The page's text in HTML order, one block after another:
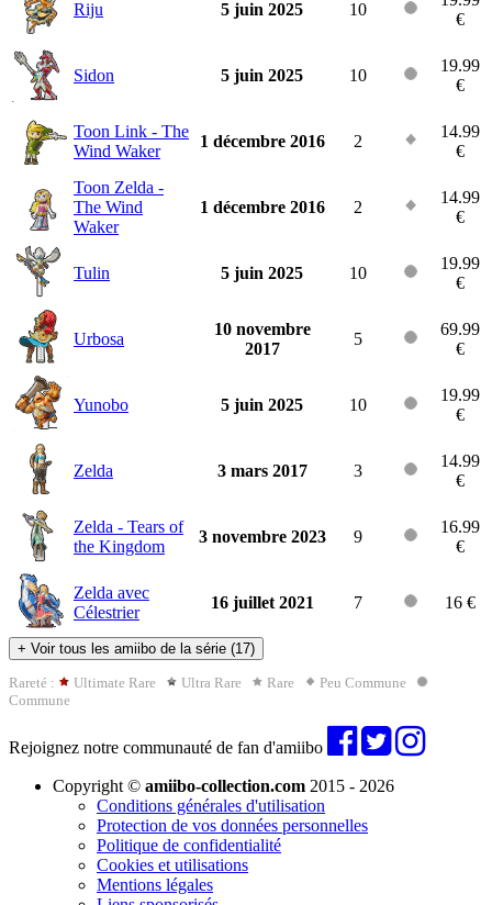
Riju 5 juin 2025 10
€
Sidon 5 juin 2025 10
19.99
€
Toon Link - The
Wind Waker
1 décembre 2016 2
14.99
€
Toon Zelda -
The Wind
Waker
1 décembre 2016 2
14.99
€
Tulin 5 juin 2025 10
19.99
€
Urbosa
10 novembre
2017
5
69.99
€
Yunobo 5 juin 2025 10
19.99
€
Zelda 3 mars 2017 3
14.99
€
Zelda - Tears of
the Kingdom
3 novembre 2023 9
16.99
€
Zelda avec
Célestrier
16 juillet 2021 7 16 €
+ Voir tous les amiibo de la série (17)
Rareté : Ultimate Rare Ultra Rare Rare
Peu Commune
Commune
Rejoignez notre communauté de fan d'amiibo
Copyright © amiibo-collection.com 2015 - 2026
Conditions générales d'utilisation
Protection de vos données personnelles
Politique de confidentialité
Cookies et utilisations
Mentions légales